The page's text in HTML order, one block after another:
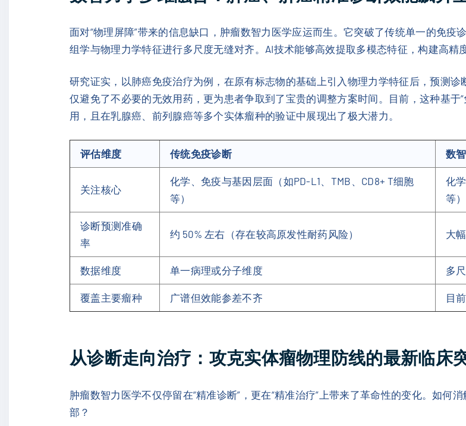
面对“物理屏障”带来的信息缺口，肿瘤数智力医学应运而生。它突破了传统单一的免
组学与物理力学特征进行多尺度无缝对齐。AI技术能够高效提取多模态特征，构建高精
研究证实，以肺癌免疫治疗为例，在原有标志物的基础上引入物理力学特征后，预测
仅避免了不必要的无效用药，更为患者争取到了宝贵的调整方案时间。目前，这种基于
用，且在乳腺癌、前列腺癌等多个实体瘤种的验证中展现出了极大潜力。
评估维度 传统免疫诊断 数
关注核心
化学、免疫与基因层面（如PD-L1、TMB、CD8+ T细胞
等）
化
等）
诊断预测准确
率
约 50% 左右（存在较高原发性耐药风险） 大
数据维度 单一病理或分子维度 多
覆盖主要瘤种 广谱但效能参差不齐 目
从诊断走向治疗：攻克实体瘤物理防线的最新临床
肿瘤数智力医学不仅停留在“精准诊断”，更在“精准治疗”上带来了革命性的变化。如何
部？